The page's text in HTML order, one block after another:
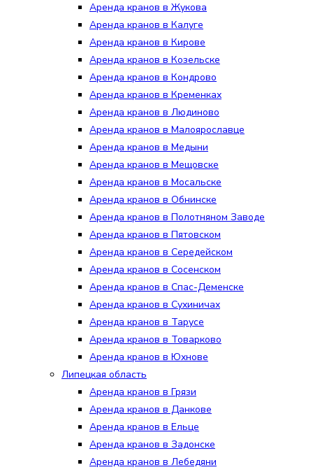
Аренда кранов в Жукова
Аренда кранов в Калуге
Аренда кранов в Кирове
Аренда кранов в Козельске
Аренда кранов в Кондрово
Аренда кранов в Кременках
Аренда кранов в Людиново
Аренда кранов в Малоярославце
Аренда кранов в Медыни
Аренда кранов в Мещовске
Аренда кранов в Мосальске
Аренда кранов в Обнинске
Аренда кранов в Полотняном Заводе
Аренда кранов в Пятовском
Аренда кранов в Середейском
Аренда кранов в Сосенском
Аренда кранов в Спас-Деменске
Аренда кранов в Сухиничах
Аренда кранов в Тарусе
Аренда кранов в Товарково
Аренда кранов в Юхнове
Липецкая область
Аренда кранов в Грязи
Аренда кранов в Данкове
Аренда кранов в Ельце
Аренда кранов в Задонске
Аренда кранов в Лебедяни